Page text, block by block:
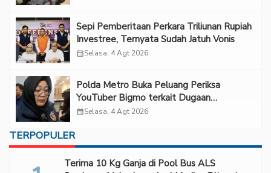
Sepi Pemberitaan Perkara Triliunan Rupiah
Investree, Ternyata Sudah Jatuh Vonis
calendar_monthSelasa, 4 Agt 2026
Polda Metro Buka Peluang Periksa
YouTuber Bigmo terkait Dugaan
Eksploitasi Anak
calendar_monthSelasa, 4 Agt 2026
TERPOPULER
Terima 10 Kg Ganja di Pool Bus ALS